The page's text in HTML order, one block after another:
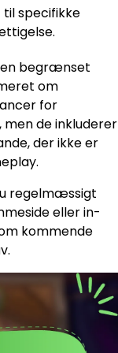
specifikke
begrænset
om
for
men de inkluderer
der ikke er
regelmæssigt
eller in-
kommende